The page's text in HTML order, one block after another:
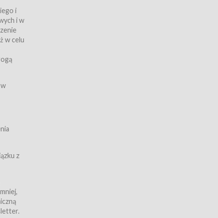
z
i
i w
w celu
z